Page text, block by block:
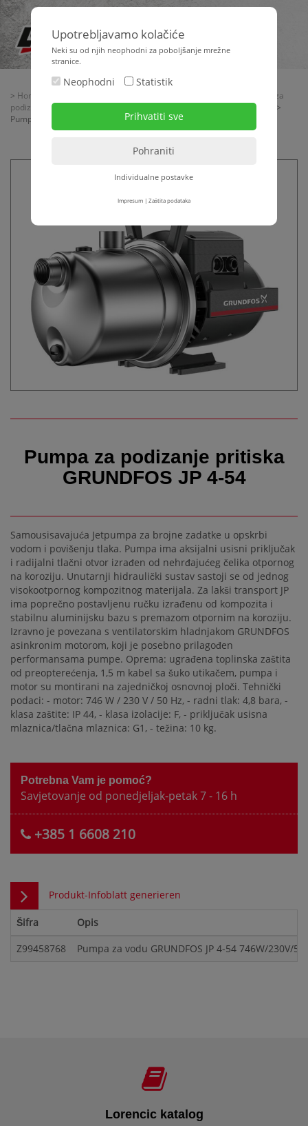
> Home
Pumpe za
podizanje pritiska - kompresori za zrak
Pumpe za podizanje pritiska
>
Pumpa za podizanje pritiska GRUNDFOS JP 4-54
Pumpa za podizanje pritiska
GRUNDFOS JP 4-54
Samousisavajuća Jetpumpa za brojne zadatke u opskrbi
vodom i povišenju tlaka. Pumpa ima aksijalni usisni priključak
i radijalni tlačni otvor izrađen od nehrđajućeg čelika otpornog
na koroziju. Unutarnji hidraulički sustav sastoji se od jednog
visokootpornog kompozitnog materijala. Za lakši transport JP
ima poprečno postavljenu ručku izrađenu od kompozita i
stabilnu aluminijsku bazu s premazom otpornim na koroziju.
Izravno je povezana s ventilatorskim hladnjakom GRUNDFOS
asinkronim motorom, koji je posebno prilagođen
performansama pumpe. Oprema: ugrađena toplinska zaštita
od preopterećenja, 1,5 m kabel sa šuko utikačem, pumpa i
motor su montirani na zajedničkoj osnovnoj ploči. Tehnički
podaci: - motor: 746 W / 230 V / 50 Hz, - radni tlak: 4,8 bara, -
klasa zaštite: IP 44, - klasa izolacije: F, - priključak usisna
mlaznica/tlačna mlaznica: G1, - težina: 10 kg.
Potrebna Vam je pomoć?
Savjetovanje od ponedjeljak-petak 7 - 16 h
+385 1 6608 210
Produkt-Infoblatt generieren
Šifra
Opis
Z99458768
Pumpa za vodu GRUNDFOS JP 4-54 746W/230V/
Lorencic katalog
Upotrebljavamo kolačiće
Neki su od njih neophodni za poboljšanje mrežne
stranice.
Neophodni Statistik
Individualne postavke
Impresum| Zaštita podataka